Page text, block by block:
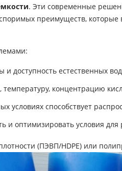
. Эти современные
преимуществ, которые
доступность естественных
концентрацию
условиях способствует
и оптимизировать условия
(ПЭВП/HDPE) или